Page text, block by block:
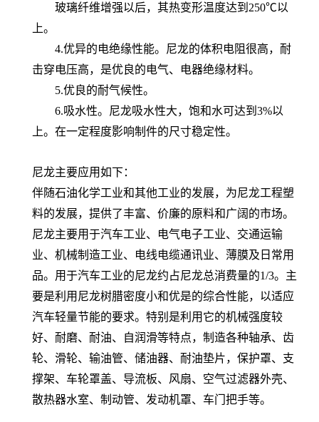
玻璃纤维增强以后，其热变形温度达到250℃以
上。
4.优异的电绝缘性能。尼龙的体积电阻很高，耐
击穿电压高，是优良的电气、电器绝缘材料。
5.优良的耐气候性。
6.吸水性。尼龙吸水性大，饱和水可达到3%以
上。在一定程度影响制件的尺寸稳定性。
尼龙主要应用如下：
伴随石油化学工业和其他工业的发展，为尼龙工程塑
料的发展，提供了丰富、价廉的原料和广阔的市场。
尼龙主要用于汽车工业、电气电子工业、交通运输
业、机械制造工业、电线电缆通讯业、薄膜及日常用
品。用于汽车工业的尼龙约占尼龙总消费量的1/3。主
要是利用尼龙树腊密度小和优是的综合性能，以适应
汽车轻量节能的要求。特别是利用它的机械强度较
好、耐磨、耐油、自润滑等特点，制造各种轴承、齿
轮、滑轮、输油管、储油器、耐油垫片，保护罩、支
撑架、车轮罩盖、导流板、风扇、空气过滤器外壳、
散热器水室、制动管、发动机罩、车门把手等。